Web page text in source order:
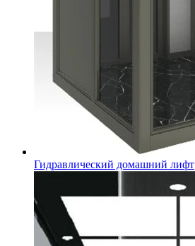
Гидравлический домашний лифт